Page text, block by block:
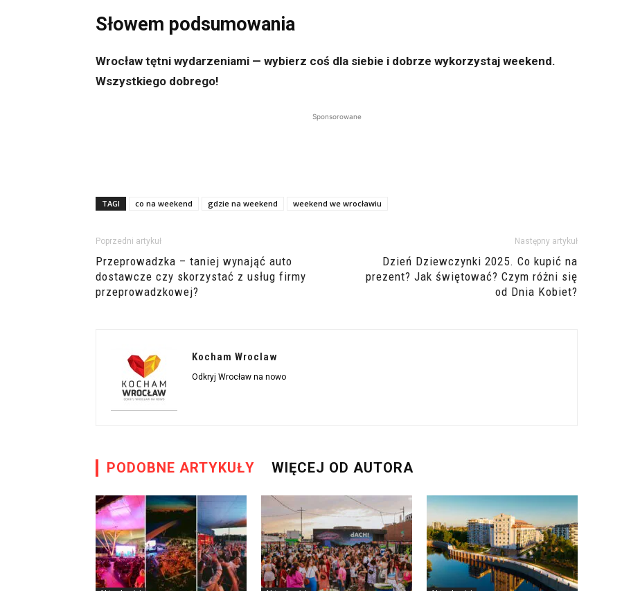
Słowem podsumowania
Wrocław tętni wydarzeniami — wybierz coś dla siebie i dobrze wykorzystaj weekend.
Wszystkiego dobrego!
Sponsorowane
TAGI co na weekend gdzie na weekend weekend we wrocławiu
Poprzedni artykuł
Przeprowadzka – taniej wynająć auto
dostawcze czy skorzystać z usług firmy
przeprowadzkowej?
Następny artykuł
Dzień Dziewczynki 2025. Co kupić na
prezent? Jak świętować? Czym różni się
od Dnia Kobiet?
Kocham Wroclaw
Odkryj Wrocław na nowo
PODOBNE ARTYKUŁY WIĘCEJ OD AUTORA